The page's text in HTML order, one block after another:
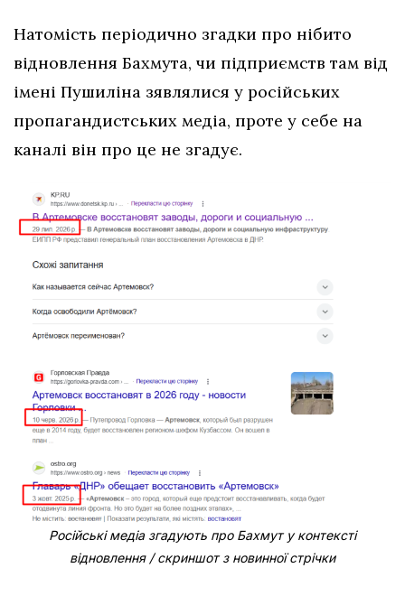
Натомість періодично згадки про нібито
відновлення Бахмута, чи підприємств там від
імені Пушиліна зявлялися у російських
пропагандистських медіа, проте у себе на
каналі він про це не згадує.
Російські медіа згадують про Бахмут у контексті
відновлення / скриншот з новинної стрічки